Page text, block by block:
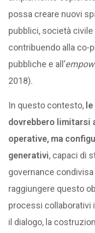
possa creare nuovi
pubblici, società
contribuendo alla co-
pubbliche e all’
2018).
In questo contesto,
dovrebbero limitarsi
operative, ma
generativi, capaci di
governance
raggiungere questo
processi collaborativi
il dialogo, la